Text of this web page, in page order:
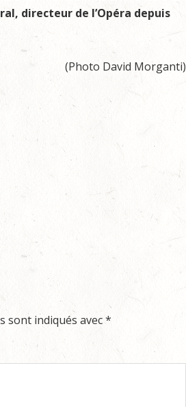
directeur de l’Opéra depuis
(Photo David Morganti)
sont indiqués avec*